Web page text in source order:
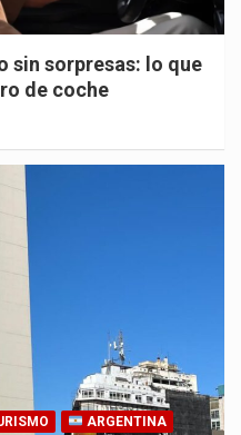
sin sorpresas: lo que
de coche
ARGENTINA